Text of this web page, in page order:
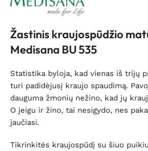
Žastinis kraujospūdžio
Medisana BU 535
Statistika byloja, kad vienas iš trijų
turi padidėjusį kraujo spaudimą.
dauguma žmonių nežino, kad jų
O jeigu ir žino, tai nesigydo, nes
jaučiasi.
Tikrinkitės kraujospūdį su šiuo